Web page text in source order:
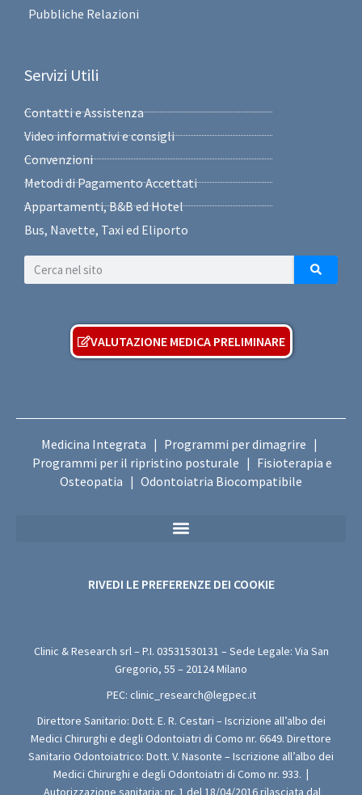
Pubbliche Relazioni
Servizi Utili
Contatti e Assistenza
Video informativi e consigli
Convenzioni
Metodi di Pagamento Accettati
Appartamenti, B&B ed Hotel
Bus, Navette, Taxi ed Eliporto
VALUTAZIONE MEDICA PRELIMINARE
Medicina Integrata | Programmi per dimagrire |
Programmi per il ripristino posturale | Fisioterapia e
Osteopatia | Odontoiatria Biocompatibile
RIVEDI LE PREFERENZE DEI COOKIE
Clinic & Research srl – P.I. 03531530131 – Sede Legale: Via San
Gregorio, 55 – 20124 Milano
PEC: clinic_research@legpec.it
Direttore Sanitario: Dott. E. R. Cestari – Iscrizione all’albo dei
Medici Chirurghi e degli Odontoiatri di Como nr. 6649. Direttore
Sanitario Odontoiatrico: Dott. V. Nasonte – Iscrizione all’albo dei
Medici Chirurghi e degli Odontoiatri di Como nr. 933. |
Autorizzazione sanitaria: nr. 1 del 18/04/2016 rilasciata dal